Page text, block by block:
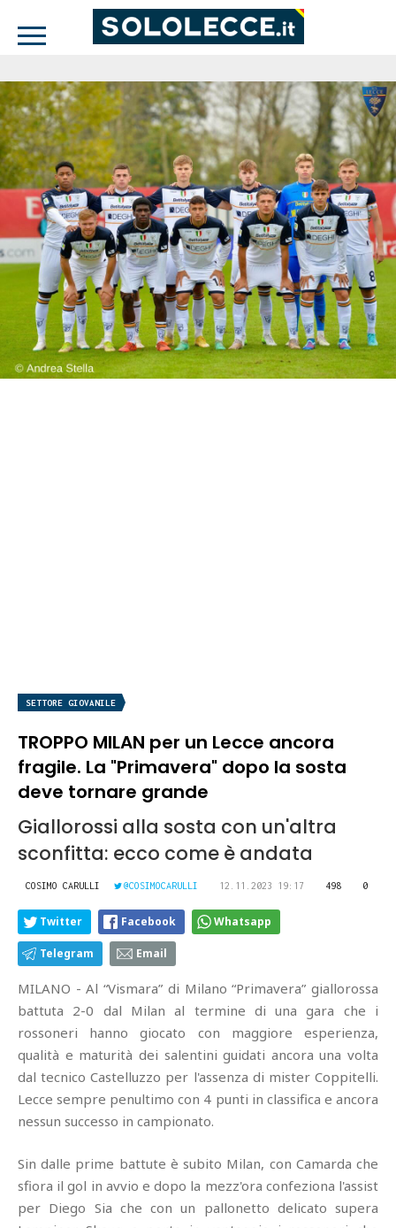
SETTORE GIOVANILE
TROPPO MILAN per un Lecce ancora
fragile. La "Primavera" dopo la sosta
deve tornare grande
Giallorossi alla sosta con un'altra
sconfitta: ecco come è andata
COSIMO CARULLI @COSIMOCARULLI 12.11.2023 19:17 498 0
Twitter Facebook Whatsapp
Telegram Email
MILANO - Al “Vismara” di Milano “Primavera” giallorossa
battuta 2-0 dal Milan al termine di una gara che i
rossoneri hanno giocato con maggiore esperienza,
qualità e maturità dei salentini guidati ancora una volta
dal tecnico Castelluzzo per l'assenza di mister Coppitelli.
Lecce sempre penultimo con 4 punti in classifica e ancora
nessun successo in campionato.
Sin dalle prime battute è subito Milan, con Camarda che
sfiora il gol in avvio e dopo la mezz'ora confeziona l'assist
per Diego Sia che con un pallonetto delicato supera